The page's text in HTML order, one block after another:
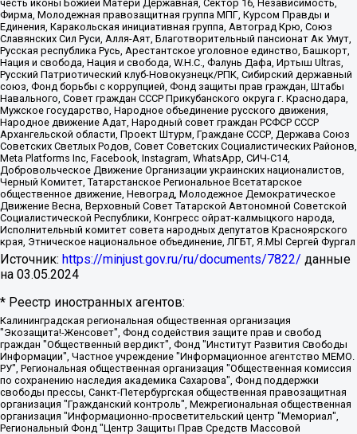
честь иконы Божией Матери Державная, Сектор 16, Независимость,
Фирма, Молодежная правозащитная группа МПГ, Курсом Правды и
Единения, Каракольская инициативная группа, Автоград Крю, Союз
Славянских Сил Руси, Алля-Аят, Благотворительный пансионат Ак Умут,
Русская республика Русь, Арестантское уголовное единство, Башкорт,
Нация и свобода, Нация и свобода, W.H.С., Фалунь Дафа, Иртыш Ultras,
Русский Патриотический клуб-Новокузнецк/РПК, Сибирский державный
союз, Фонд борьбы с коррупцией, Фонд защиты прав граждан, Штабы
Навального, Совет граждан СССР Прикубанского округа г. Краснодара,
Мужское государство, Народное объединение русского движения,
Народное движение Адат, Народный совет граждан РСФСР СССР
Архангельской области, Проект Штурм, Граждане СССР, Держава Союз
Советских Светлых Родов, Совет Советских Социалистических Районов,
Meta Platforms Inc, Facebook, Instagram, WhatsApp, СИЧ-С14,
Добровольческое Движение Организации украинских националистов,
Черный Комитет, Татарстанское Региональное Всетатарское
общественное движение, Невоград, Молодежное Демократическое
Движение Весна, Верховный Совет Татарской Автономной Советской
Социалистической Республики, Конгресс ойрат-калмыцкого народа,
Исполнительный комитет совета народных депутатов Красноярского
края, Этническое национальное объединение, ЛГБТ, Я.МЫ Сергей Фургал
Источник: https://minjust.gov.ru/ru/documents/7822/ данные
на 03.05.2024
* Реестр иностранных агентов:
Калининградская региональная общественная организация "Экозащита!-Женсовет", Фонд содействия защите прав и свобод граждан "Общественный вердикт", Фонд "Институт Развития Свободы Информации", Частное учреждение "Информационное агентство МЕМО. РУ", Региональная общественная организация "Общественная комиссия по сохранению наследия академика Сахарова", Фонд поддержки свободы прессы, Санкт-Петербургская общественная правозащитная организация "Гражданский контроль", Межрегиональная общественная организация "Информационно-просветительский центр "Мемориал", Региональный Фонд "Центр Защиты Прав Средств Массовой Информации", с 05.12.2023 Фонд "Центр Защиты Прав Средств массовой информации", Региональная общественная благотворительная организация помощи беженцам и мигрантам "Гражданское содействие", Негосударственное образовательное учреждение дополнительного профессионального образования (повышение квалификации) специалистов "АКАДЕМИЯ ПО ПРАВАМ ЧЕЛОВЕКА", Свердловская региональная общественная организация "Сутяжник", Автономная некоммерческая организация "Центр независимых социологических исследований", Союз общественных объединений "Российский исследовательский центр по правам человека", Региональное общественное учреждение научно-информационный центр "МЕМОРИАЛ", Некоммерческая организация "Фонд защиты гласности", Автономная некоммерческая организация "Институт прав человека", Городская общественная организация "Екатеринбургское общество "МЕМОРИАЛ", Городская общественная организация "Рязанское историко-просветительское и правозащитное общество "Мемориал" (Рязанский Мемориал), Челябинский региональный орган общественной самодеятельности – женское общественное объединение "Женщины Евразии", Челябинский региональный орган общественной самодеятельности "Уральская правозащитная группа", Фонд содействия защите здоровья и социальной справедливости имени Андрея Рылькова, Автономная Некоммерческая Организация "Аналитический Центр Юрия Левады", Автономная некоммерческая организация социальной поддержки населения "Проект Апрель", Региональная общественная организация помощи женщинам и детям, находящимся в кризисной ситуации "Информационно-методический центр "Анна", Фонд содействия развитию массовых коммуникаций и правовому просвещению "Так-так-Так", Фонд содействия устойчивому развитию "Серебряная тайга", Свердловский региональный общественный фонд социальных проектов "Новое время", "Idel.Реалии", Кавказ.Реалии, Крым.Реалии, Телеканал Настоящее Время, Татаро-башкирская служба Радио Свобода (Azatliq Radiosi), Радио Свободная Европа/Радио Свобода (PCE/PC), "Сибирь.Реалии", "Фактограф", Благотворительный фонд помощи осужденным и их семьям, Автономная некоммерческая организация "Институт глобализации и социальных движений", Фонд "В защиту прав заключенных", Частное учреждение "Центр поддержки и содействия развитию средств массовой информации", Пензенский региональный общественный благотворительный фонд "Гражданский союз", "Север.Реалии", Некоммерческая организация Фонд "Правовая инициатива", Общество с ограниченной ответственностью "Радио Свободная Европа/Радио Свобода", Чешское информационное агентство "MEDIUM-ORIENT", Красноярская региональная общественная организация "Мы против СПИДа", Камалягин Денис Николаевич, Маркелов Сергей Евгеньевич, Пономарев Лев Александрович, Савицкая Людмила Алексеевна, Автономная некоммерческая организация "Центр по работе с проблемой насилия "НАСИЛИЮ.НЕТ", Межрегиональный профессиональный союз работников здравоохранения "Альянс врачей", Юридическое лицо, зарегистрированное в Латвийской Республике, SIA "Medusa Project" (регистрационный номер 40103797863, дата регистрации 10.06.2014), Некоммерческая организация "Фонд по борьбе с коррупцией", Автономная некоммерческая организация "Институт права и публичной политики", Баданин Роман Сергеевич, Гликин Максим Александрович, Железнова Мария Михайловна, Лукьянова Юлия Сергеевна, Маетная Елизавета Витальевна, Маняхин Петр Борисович, Чуракова Ольга Владимировна, Ярош Юлия Петровна, Юридическое лицо "The Insider SIA", зарегистрированное в Риге, Латвийская Республика (дата регистрации 26.06.2015), являющееся администратором доменного имени интернет-издания "The Insider SIA", https://theins.ru, Постернак Алексей Евгеньевич, Рубин Михаил Аркадьевич, Анин Роман Александрович, Юридическое лицо Istories fonds, зарегистрированное в Латвийской Республике (регистрационный номер 50008295751, дата регистрации 24.02.2020), Великовский Дмитрий Александрович, Долинина Ирина Николаевна, Мароховская Алеся Алексеевна, Шлейнов Роман Юрьевич, Шмагун Олеся Валентиновна, Общество с ограниченной ответственностью "Альтаир 2021", Общество с ограниченной ответственностью "Вега 2021", Общество с ограниченной ответственностью "Главный редактор 2021", Общество с ограниченной ответственностью "Ромашки монолит", Важенков Артем Валерьевич, Ивановская областная общественная организация "Центр гендерных исследований", Гурман Юрий Альбертович, Медиапроект "ОВД-Инфо", Егоров Владимир Владимирович, Жилинский Владимир Александрович, Общество с ограниченной ответственностью "ЗП", Иванова София Юрьевна, Карезина Инна Павловна, Кильтау Екатерина Викторовна, Петров Алексей Викторович, Пискунов Сергей Евгеньевич, Смирнов Сергей Сергеевич, Тихонов Михаил Сергеевич, Общество с ограниченной ответственностью "ЖУРНАЛИСТ-ИНОСТРАННЫЙ АГЕНТ", Арапова Галина Юрьевна, Вольтская Татьяна Анатольевна, Американская компания "Mason G.E.S. Anonymous Foundation" (США), являющаяся владельцем интернет-издания https://mnews.world/, Компания "Stichting Bellingcat", зарегистрированная в Нидерландах (дата регистрации 11.07.2018), Захаров Андрей Вячеславович, Клепиковская Екатерина Дмитриевна, Общество с ограниченной ответственностью "МЕМО", Перл Роман Александрович, Симонов Евгений Алексеевич, Соловьева Елена Анатольевна, Сотников Даниил Владимирович, Сурначева Елизавета Дмитриевна, Автономная некоммерческая организация по защите прав человека и информированию населения "Якутия – Наше Мнение", Общество с ограниченной ответственностью "Москоу диджитал медиа", с 26.01.2023 Общество с ограниченной ответственностью "Чайка Белые сады", Ветошкина Валерия Валерьевна, Заговора Максим Александрович, Межрегиональное общественное движение "Российская ЛГБТ - сеть", Оленичев Максим Владимирович, Павлов Иван Юрьевич, Скворцова Елена Сергеевна, Общество с ограниченной ответственностью "Как бы инагент", Кочетков Игорь Викторович, Общество с ограниченной ответственностью "Честные выборы", Еланчик Олег Александрович, Общество с ограниченной ответственностью "Нобелевский призыв", Гималова Регина Эмилевна, Григорьев Андрей Валерьевич, Григорьева Алина Александровна, Ассоциация по содействию защите прав призывников, альтернативнослужащих и военнослужащих "Правозащитная группа "Гражданин.Армия.Право", Хисамова Регина Фаритовна, Автономная некоммерческая организация по реализации социально-правовых программ "Лилит", Дальневосточное общественное движение "Маяк", Санкт-Петербургская ЛГБТ-инициативная группа "Выход", Инициативная группа ЛГБТ+ "Реверс", Алексеев Андрей Викторович, Бекбулатова Таисия Львовна, Беляев Иван Михайлович, Владыкина Елена Сергеевна, Гельман Марат Александрович, Никульшина Вероника Юрьевна, Толоконникова Надежда Андреевна, Шендерович Виктор Анатольевич, Общество с ограниченной ответственностью "Данное сообщение", Общество с ограниченной ответственностью Издательский дом "Новая глава", Айнбиндер Александра Александровна, Московский комьюнити-центр для ЛГБТ+инициатив, Благотворительный фонд развития филантропии, Deutsche Welle (Германия, Kurt-Schumacher-Strasse 3, 53113 Bonn), Борзунова Мария Михайловна, Воробьев Виктор Викторович, Голубева Анна Львовна, Константинова Алла Михайловна, Малкова Ирина Владимировна, Мурадов Мурад Абдулгалимович, Осетинская Елизавета Николаевна, Понасенков Евгений Николаевич, Ганапольский Матвей Юрьевич, Киселев Евгений Алексеевич, Борухович Ирина Григорьевна, Дремин Иван Тимофеевич, Дубровский Дмитрий Викторович, Красноярская региональная общественная организация поддержки и развития альтернативных образовательных технологий и межкультурных коммуникаций "ИНТЕРРА", Маяковская Екатерина Алексеевна, Фейгин Марк Захарович, Филимонов Андрей Викторович, Дзугкоева Регина Николаевна, Доброхотов Роман Александрович, Дудь Юрий Александрович, Елкин Сергей Владимирович, Кругликов Кирилл Игоревич, Сабунаева Мария Леонидовна, Семенов Алексей Владимирович, Шаинян Карен Багратович, Шульман Екатерина Михайловна, Асафьев Артур Валерьевич, Вахштайн Виктор Семенович, Венедиктов Алексей Алексеевич, Лушникова Екатерина Евгеньевна, Волков Леонид Михайлович, Невзоров Александр Глебович, Пархоменко Сергей Борисович, Сироткин Ярослав Николаевич, Кара-Мурза Владимир Владимирович, Баранова Наталья Владимировна, Гозман Леонид Яковлевич, Кагарлицкий Борис Юльевич, Климарев Михаил Валерьевич, Милов Владимир Станиславович, Автономная некоммерческая организация Краснодарский центр современного искусства "Типография", Моргенштерн Алишер Тагирович, Соболь Любовь Эдуардовна, Общество с ограниченной ответственностью "ЛИЗА НОРМ", Каспаров Гарри Кимович, Ходорковский Михаил Борисович, Общество с ограниченной ответственностью "Апрельские тезисы", Данилович Ирина Брониславовна, Кашин Олег Владимирович, Петров Николай Владимирович, Пивоваров Алексей Владимирович, Соколов Михаил Владимирович, Цветкова Юлия Владимировна, Чичваркин Евгений Александрович, Комитет против пыток/Команда против пыток, Общество с ограниченной ответственностью "Первый научный", Общество с ограниченной ответственностью "Вертолет и ко", Белоцерковская Вероника Борисовна, Кац Максим Евгеньевич, Лазарева Татьяна Юрьевна, Шаведдинов Руслан Табризович, Яшин Илья Валерьевич, Общество с ограниченной ответственностью "Иноагент ААВ", Алешковский Дмитрий Петрович, Альбац Евгения Марковна, Быков Дмитрий Львович, Галямина Юлия Евгеньевна, Лойко Сергей Леонидович, Мартынов Кирилл Константинович, Медведев Сергей Александрович, Крашенинников Федор Геннадиевич, Гордеева Катерина Вл